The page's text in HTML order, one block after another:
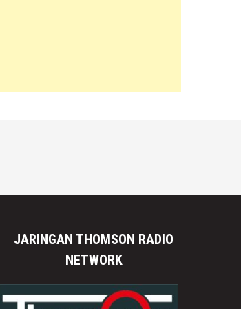
JARINGAN THOMSON RADIO
NETWORK